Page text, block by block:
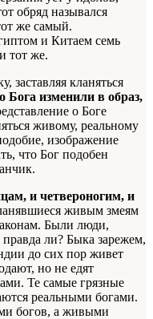
обряд назывался
же самый.
и Китаем семь
тот же.
заставляя кланяться
Бога изменили в образ,
о Боге
живому, реальному
изображение
что Бог подобен
и четвероногим, и
живым змеям
Были люди,
ли? Быка зарежем,
до сих пор живет
но не едят
Те самые грязные
реальными богами.
богов, а живыми